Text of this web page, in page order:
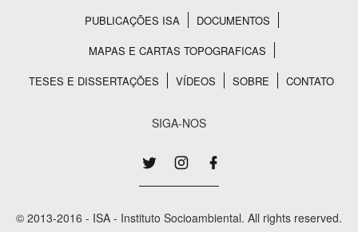
Rodapé
PUBLICAÇÕES ISA
DOCUMENTOS
MAPAS E CARTAS TOPOGRAFICAS
TESES E DISSERTAÇÕES
VÍDEOS SOBRE CONTATO
SIGA-NOS
© 2013-2016 - ISA - Instituto Socioambiental. All rights reserved.